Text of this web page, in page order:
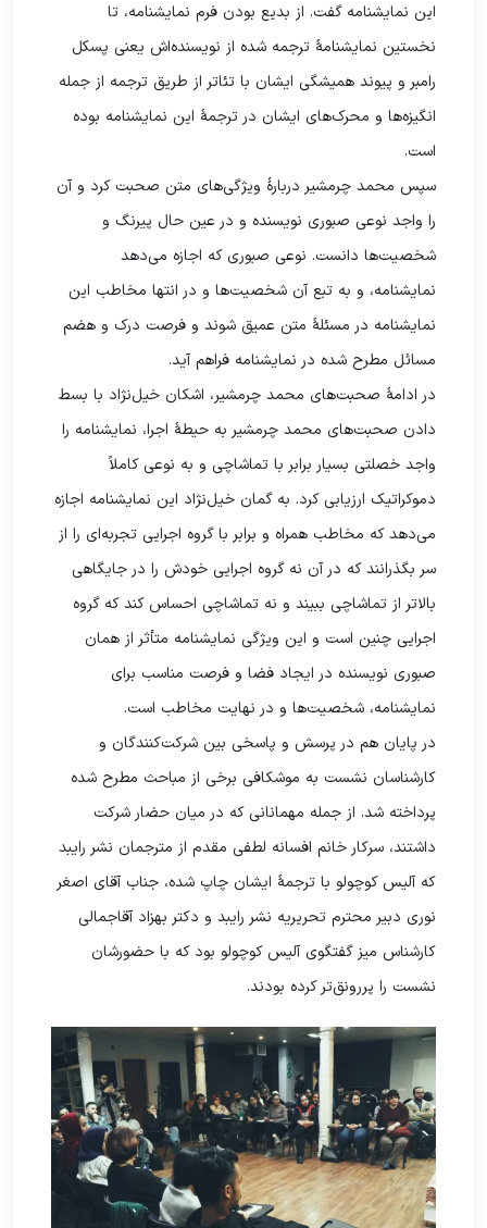
این نمایشنامه گفت. از بدیع بودن فرم نمایشنامه، تا
نخستین نمایشنامۀ ترجمه شده از نویسنده‌اش یعنی پسکل
رامبر و پیوند همیشگی ایشان با تئاتر از طریق ترجمه از جمله
انگیزه‌ها و محرک‌های ایشان در ترجمۀ این نمایشنامه بوده
است.
سپس محمد چرمشیر دربارۀ ویژگی‌های متن صحبت کرد و آن
را واجد نوعی صبوری نویسنده و در عین حال پیرنگ و
شخصیت‌ها دانست. نوعی صبوری که اجازه می‌دهد
نمایشنامه، و به تبع آن شخصیت‌ها و در انتها مخاطب این
نمایشنامه در مسئلۀ متن عمیق شوند و فرصت درک و هضم
مسائل مطرح شده در نمایشنامه فراهم آید.
در ادامۀ صحبت‌های محمد چرمشیر، اشکان خیل‌نژاد با بسط
دادن صحبت‌های محمد چرمشیر به حیطۀ اجرا، نمایشنامه را
واجد خصلتی بسیار برابر با تماشاچی و به نوعی کاملاً
دموکراتیک ارزیابی کرد. به گمان خیل‌نژاد این نمایشنامه اجازه
می‌دهد که مخاطب همراه و برابر با گروه اجرایی تجربه‌ای را از
سر بگذرانند که در آن نه گروه اجرایی خودش را در جایگاهی
بالاتر از تماشاچی ببیند و نه تماشاچی احساس کند که گروه
اجرایی چنین است و این ویژگی نمایشنامه متأثر از همان
صبوری نویسنده در ایجاد فضا و فرصت مناسب برای
نمایشنامه، شخصیت‌ها و در نهایت مخاطب است.
در پایان هم در پرسش و پاسخی بین شرکت‌کنندگان و
کارشناسان نشست به موشکافی برخی از مباحث مطرح شده
پرداخته شد. از جمله مهمانانی که در میان حضار شرکت
داشتند، سرکار خانم افسانه لطفی مقدم از مترجمان نشر رایبد
که آلیس کوچولو با ترجمۀ ایشان چاپ شده، جناب آقای اصغر
نوری دبیر محترم تحریریه نشر رایبد و دکتر بهزاد آقاجمالی
کارشناس میز گفتگوی آلیس کوچولو بود که با حضورشان
نشست را پررونق‌تر کرده بودند.